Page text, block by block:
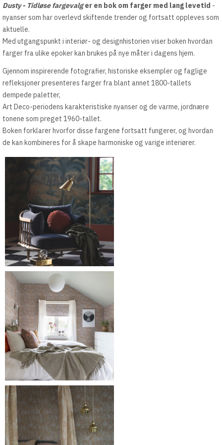
Dusty - Tidløse fargevalger en bok om farger med lang levetid -
nyanser som har overlevd skiftende trender og fortsatt oppleves som
aktuelle.
Med utgangspunkt i interiør- og designhistorien viser boken hvordan
farger fra ulike epoker kan brukes på nye måter i dagens hjem.
Gjennom inspirerende fotografier, historiske eksempler og faglige
refleksjoner presenteres farger fra blant annet 1800-tallets
dempede paletter,
Art Deco-periodens karakteristiske nyanser og de varme, jordnære
tonene som preget 1960-tallet.
Boken forklarer hvorfor disse fargene fortsatt fungerer, og hvordan
de kan kombineres for å skape harmoniske og varige interiører.